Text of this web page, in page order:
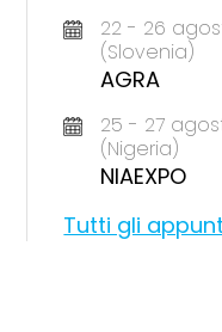
22 - 26
(Slovenia)
AGRA
25 - 27
(Nigeria)
NIAEXPO
Tutti gli